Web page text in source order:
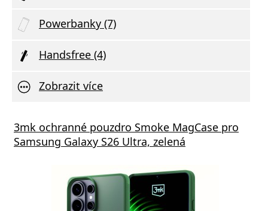
Powerbanky (7)
Handsfree (4)
Zobrazit více
3mk ochranné pouzdro Smoke MagCase pro
Samsung Galaxy S26 Ultra, zelená
GaN5 Pro 65W černá